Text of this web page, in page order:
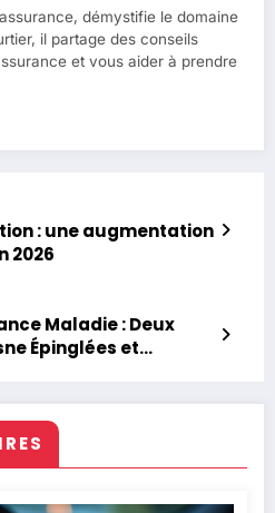
démystifie le domaine
il partage des conseils
et vous aider à prendre
: une augmentation
2026
Maladie : Deux
Épinglées et